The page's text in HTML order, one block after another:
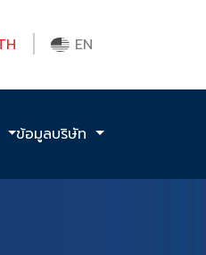
EN
ข้อมูลบริษัท